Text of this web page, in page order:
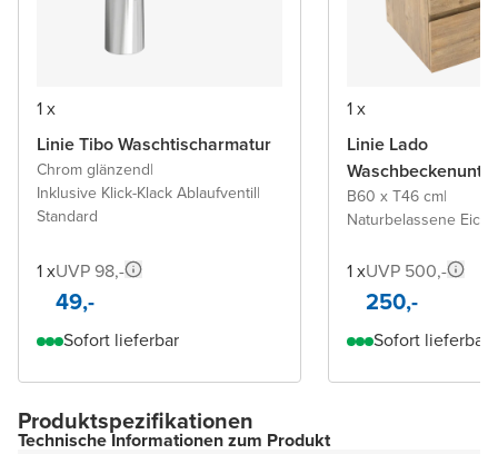
1 x
Linie Tibo Waschtischarmatur
Chrom glänzend|
Inklusive Klick-Klack Ablaufventil|
Standard
1 xUVP 98,-
49,-
Sofort lieferbar
1 x
Linie Lado
B60 x T46 cm|
Naturbelassene Eiche
1 xUVP 500,-
250,-
Sofort lieferbar
Produktspezifikationen
Technische Informationen zum Produkt